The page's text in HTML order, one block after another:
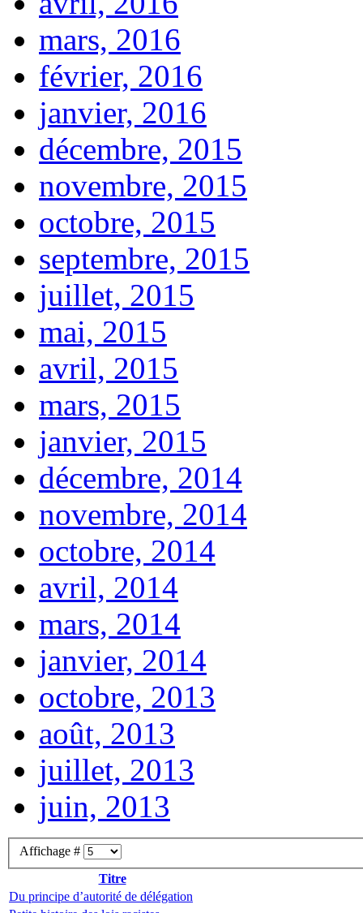
mars, 2016
février, 2016
janvier, 2016
décembre, 2015
novembre, 2015
octobre, 2015
septembre, 2015
juillet, 2015
mai, 2015
avril, 2015
mars, 2015
janvier, 2015
décembre, 2014
novembre, 2014
octobre, 2014
avril, 2014
mars, 2014
janvier, 2014
octobre, 2013
août, 2013
juillet, 2013
juin, 2013
Affichage #
Titre
Du principe d’autorité de délégation